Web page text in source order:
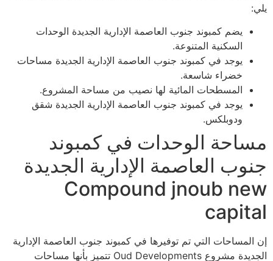
يلي:
يضم كمبوند جنوب العاصمة الإدارية الجديدة الوحدات
السكنية المتنوعة.
يوجد في كمبوند جنوب العاصمة الإدارية الجديدة مساحات
خضراء شاسعة.
المسطحات المائية لها نصيب من مساحة المشروع.
يوجد في كمبوند جنوب العاصمة الإدارية الجديدة شقق
ودوبلكس.
مساحة الوحدات في كمبوند
جنوب العاصمة الإدارية الجديدة
Compound jnoub new
capital
إن المساحات التي تم توفيرها في كمبوند جنوب العاصمة الإدارية
الجديدة مشروع Oud Developments تتميز بأنها مساحات